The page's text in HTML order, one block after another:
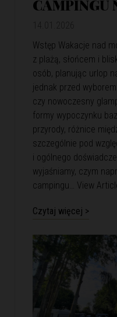
CAMPINGU
Wstęp Wakacje nad
z plażą, słońcem i
osób, planując urlop
jednak przed
czy nowoczesny
formy wypoczynku
przyrody, różnice
szczególnie pod
i ogólnego
wyjaśniamy, czym
campingu… View
Czytaj więcej >